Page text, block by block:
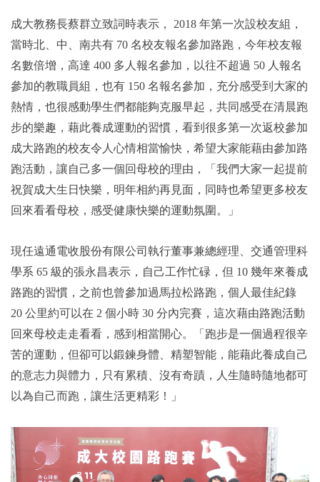
成大教務長蔡群立致詞時表示， 2018 年第一次設校友組，
當時北、中、南共有 70 名校友報名參加路跑，今年校友報
名數倍增，高達 400 多人報名參加，以往不超過 50 人報名
參加的教職員組，也有 150 名報名參加，充分感受到大家的
熱情，也很感動學生們都能夠克服早起，共同感受在清晨跑
步的樂趣，藉此養成運動的習慣，看到很多第一次返校參加
成大路跑的校友令人心情相當愉快，希望大家能藉由參加路
跑活動，讓自己多一個回母校的理由，「我們大家一起提前
祝賀成大生日快樂，明年相約再見面，同時也希望更多校友
回來看看母校，感受健康快樂的運動氛圍。」
現任遠通電收股份有限公司執行董事兼總經理、交通管理科
學系 65 級的張永昌表示，自己工作忙碌，但 10 幾年來養成
路跑的習慣，之前也曾參加過馬拉松路跑，個人最佳紀錄
20 公里約可以在 2 個小時 30 分內完賽，這次藉由路跑活動
回來母校走走看看，感到相當開心。「跑步是一個過程很辛
苦的運動，但卻可以鍛鍊身體、精塑智能，能藉此養成自己
的意志力與體力，只有累積、沒有奇蹟，人生隨時隨地都可
以為自己而跑，讓生活更精彩！」